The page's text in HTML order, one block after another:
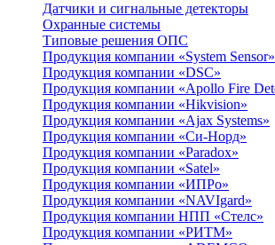
Датчики и сигнальные детекторы
Охранные системы
Типовые решения ОПС
Продукция компании «System Sensor»
Продукция компании «DSC»
Продукция компании «Apollo Fire
Продукция компании «Hikvision»
Продукция компании «Ajax Systems»
Продукция компании «Си-Норд»
Продукция компании «Paradox»
Продукция компании «Satel»
Продукция компании «ИПРо»
Продукция компании «NAVIgard»
Продукция компании НПП «Стелс»
Продукция компании «РИТМ»